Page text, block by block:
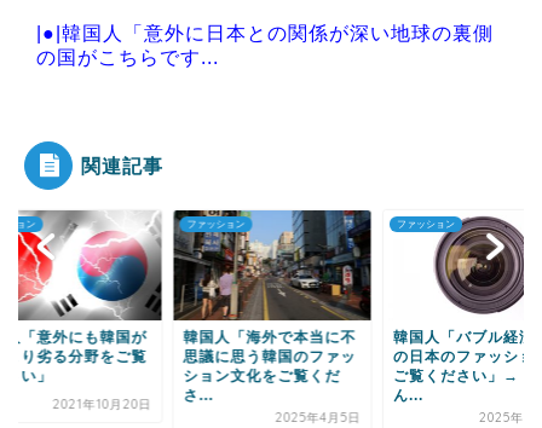
|●|韓国人「意外に日本との関係が深い地球の裏側
の国がこちらです...
Powered by livedoor 相互RSS
関連記事
ション
人「意外にも韓国が
より劣る分野をご覧
い」
2021年10月20日
ファッション
韓国人「海外で本当に不
思議に思う韓国のファッ
ション文化をご覧くだ
さ...
2025年4月5日
ファッション
韓国人「バブル経済
の日本のファッショ
ご覧ください」→「
ん...
2025年3